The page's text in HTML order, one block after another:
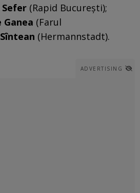
(Rapid București);
Ganea (Farul
(Hermannstadt).
ADVERTISING